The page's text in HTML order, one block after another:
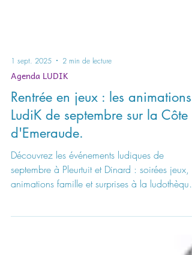
1 sept. 2025 2 min de lecture
Agenda LUDIK
Rentrée en jeux : les animations
LudiK de septembre sur la Côte
d'Emeraude.
Découvrez les événements ludiques de
animations famille et surprises à la ludothèque